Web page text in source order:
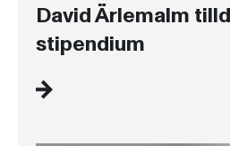
David Ärlemalm
stipendium